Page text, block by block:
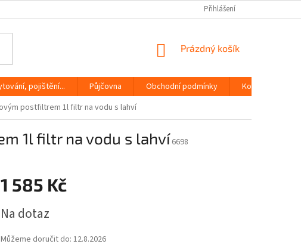
Přihlášení
NÁKUPNÍ
Prázdný košík
pojištění... Půjčovna Obchodní podmínky
Kontakty
postfiltrem 1l filtr na vodu s lahví
1l filtr na vodu s lahví 6698
1 585 Kč
cena:
Na dotaz
Můžeme doručit do: 12.8.2026